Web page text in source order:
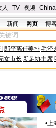
人 -TV-视频-
新闻 网页 博
郎平离任美排 毛泽
女市长 新足协主席
•上